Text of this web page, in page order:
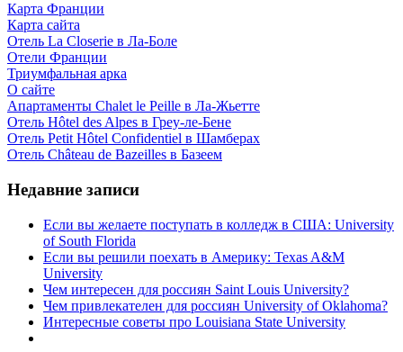
Карта Франции
Карта сайта
Отель La Closerie в Ла-Боле
Отели Франции
Триумфальная арка
О сайте
Апартаменты Chalet le Peille в Ла-Жьетте
Отель Hôtel des Alpes в Греу-ле-Бене
Отель Petit Hôtel Confidentiel в Шамберах
Отель Château de Bazeilles в Базеем
Недавние записи
Если вы желаете поступать в колледж в США: University
of South Florida
Если вы решили поехать в Америку: Texas A&M
University
Чем интересен для россиян Saint Louis University?
Чем привлекателен для россиян University of Oklahoma?
Интересные советы про Louisiana State University